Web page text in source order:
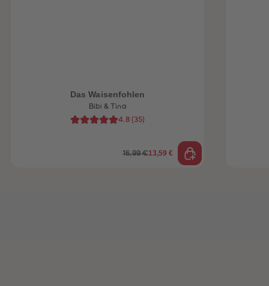
Das Waisenfohlen
Bibi & Tina
4.8 (35)
16,99 €13,59 €